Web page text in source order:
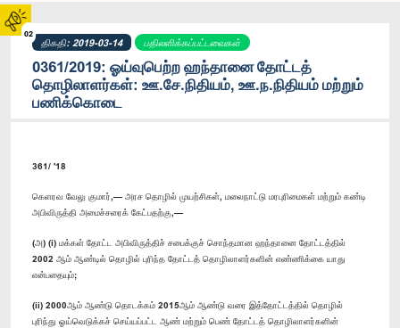
02
திகதி: 2019-03-14 பதிலளிக்கப்பட்டவைகள்
0361/2019: ஓய்வுபெற்ற ஹந்தானை தோட்டத்
தொழிலாளர்கள்: ஊ.சே.நிதியம், ஊ.ந.நிதியம் மற்றும்
பணிக்கொடை
361/ '18
கெளரவ வேலு குமார்,— அரச தொழில் முயற்சிகள், மலைநாட்டு மரபுரிமைகள் மற்றும் கண்டி
அபிவிருத்தி அமைச்சரைக் கேட்பதற்கு,—
(அ) (i) மக்கள் தோட்ட அபிவிருத்திச் சபைக்குச் சொந்தமான ஹந்தானை தோட்டத்தில்
2002 ஆம் ஆண்டில் தொழில் புரிந்த தோட்டத் தொழிலாளர்களின் எண்ணிக்கை யாது
என்பதையும்;
(ii) 2000ஆம் ஆண்டு தொடக்கம் 2015ஆம் ஆண்டு வரை இத்தோட்டத்தில் தொழில்
புரிந்து ஓய்வெடுக்கச் செய்யப்பட்ட ஆண் மற்றும் பெண் தோட்டத் தொழிலாளர்களின்